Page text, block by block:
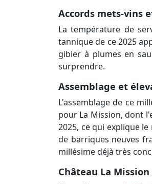
Accords mets-vins
La température de
tannique de ce 2025
gibier à plumes en
surprendre.
Assemblage et
L'assemblage de ce
pour La Mission, dont
2025, ce qui explique
de barriques neuves
millésime déjà très
Château La